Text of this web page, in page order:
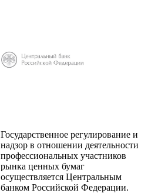
Государственное регулирование и
надзор в отношении деятельности
профессиональных участников
рынка ценных бумаг
осуществляется Центральным
банком Российской Федерации.